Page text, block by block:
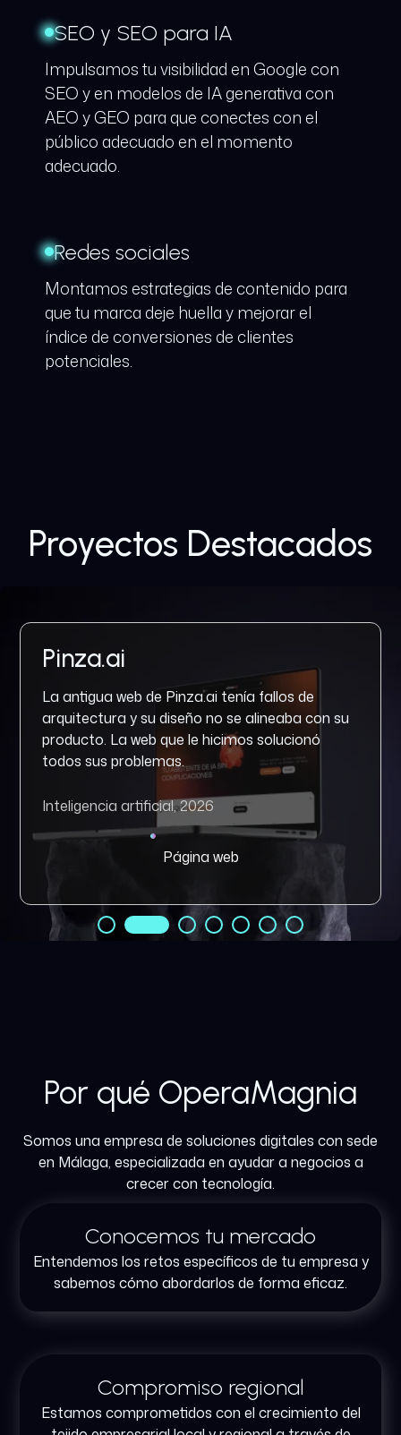
SEO y SEO para IA
Impulsamos tu visibilidad en Google con
SEO y en modelos de IA generativa con
AEO y GEO para que conectes con el
público adecuado en el momento
adecuado.
Redes sociales
Montamos estrategias de contenido para
que tu marca deje huella y mejorar el
índice de conversiones de clientes
potenciales.
Proyectos Destacados
Pinza.ai
La antigua web de Pinza.ai tenía fallos de
arquitectura y su diseño no se alineaba con su
producto. La web que le hicimos solucionó
todos sus problemas.
Inteligencia artificial, 2026
Página web
Por qué OperaMagnia
Somos una empresa de soluciones digitales con sede
en Málaga, especializada en ayudar a negocios a
crecer con tecnología.
Conocemos tu mercado
Entendemos los retos específicos de tu empresa y
sabemos cómo abordarlos de forma eficaz.
Compromiso regional
Estamos comprometidos con el crecimiento del